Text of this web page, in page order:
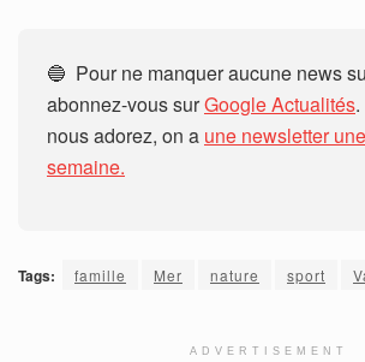
🔵 Pour ne manquer aucune news
abonnez-vous surGoogle Actualités
nous adorez, on a une newsletter
semaine.
Tags: famille Mer nature sport
ADVERTISEMENT